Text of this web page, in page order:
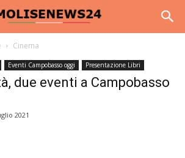
Cinema
Eventi Campobasso oggi Presentazione Libri
due eventi a Campobasso
2021